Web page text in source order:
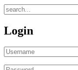
Login